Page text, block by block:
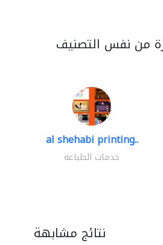
من نفس التصنيف
al shehabi printing..
خدمات الطباعة
نتائج مشابهة